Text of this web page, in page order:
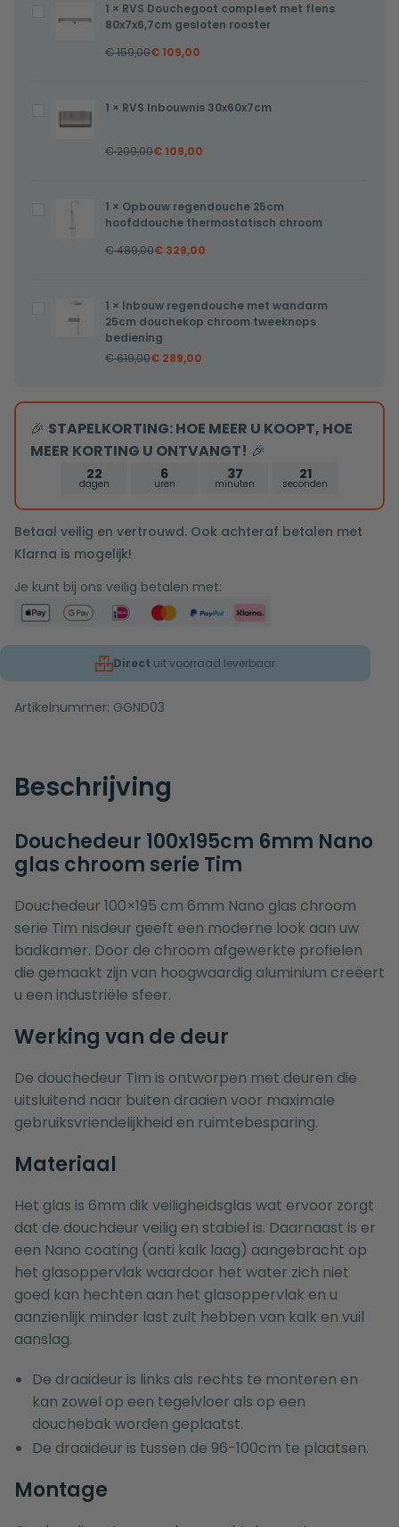
Douchegoot
compleet
80x7x6,7cm
gesloten
1 × RVS Douchegoot compleet met flens
80x7x6,7cm gesloten rooster
€159,00€ 109,00
RVS
Inbouwnis
30x60x7cm
1 × RVS Inbouwnis 30x60x7cm
€209,00€ 109,00
Opbouw
regendouche
thermostatisch
chroom
1 × Opbouw regendouche 25cm
hoofddouche thermostatisch chroom
€489,00€ 329,00
Inbouw
regendouche
25cm
douchekop
chroom
tweeknops
bediening
1 × Inbouw regendouche met wandarm
25cm douchekop chroom tweeknops
bediening
€619,00€ 289,00
🎉 STAPELKORTING: HOE MEER U KOOPT, HOE
MEER KORTING U ONTVANGT! 🎉
22
dagen
6
uren
37
minuten
20
seconden
Betaal veilig en vertrouwd. Ook achteraf betalen met
Klarna is mogelijk!
Je kunt bij ons veilig betalen met:
Direct uit voorraad leverbaar
Artikelnummer: GGND03
Beschrijving
Douchedeur 100x195cm 6mm Nano
glas chroom serie Tim
Douchedeur 100×195 cm 6mm Nano glas chroom
serie Tim nisdeur geeft een moderne look aan uw
badkamer. Door de chroom afgewerkte profielen
die gemaakt zijn van hoogwaardig aluminium creëert
u een industriële sfeer.
Werking van de deur
De douchedeur Tim is ontworpen met deuren die
uitsluitend naar buiten draaien voor maximale
gebruiksvriendelijkheid en ruimtebesparing.
Materiaal
Het glas is 6mm dik veiligheidsglas wat ervoor zorgt
dat de douchdeur veilig en stabiel is. Daarnaast is er
een Nano coating (anti kalk laag) aangebracht op
het glasoppervlak waardoor het water zich niet
goed kan hechten aan het glasoppervlak en u
aanzienlijk minder last zult hebben van kalk en vuil
aanslag.
De draaideur is links als rechts te monteren en
kan zowel op een tegelvloer als op een
douchebak worden geplaatst.
De draaideur is tussen de 96-100cm te plaatsen.
Montage